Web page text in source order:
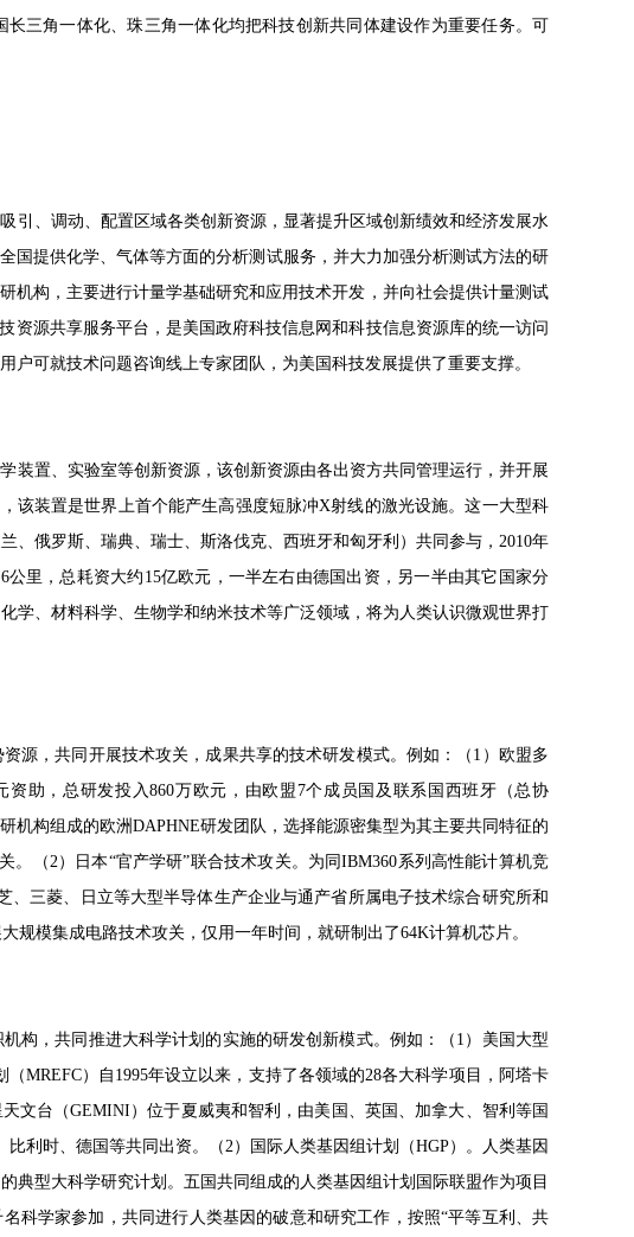
三角一体化、珠三角一体化均把科技创新共同体建设作为重要任务。可
引、调动、配置区域各类创新资源，显著提升区域创新绩效和经济发展水
国提供化学、气体等方面的分析测试服务，并大力加强分析测试方法的研
机构，主要进行计量学基础研究和应用技术开发，并向社会提供计量测试
资源共享服务平台，是美国政府科技信息网和科技信息资源库的统一访问
可就技术问题咨询线上专家团队，为美国科技发展提供了重要支撑。
装置、实验室等创新资源，该创新资源由各出资方共同管理运行，并开展
该装置是世界上首个能产生高强度短脉冲X射线的激光设施。这一大型科
、俄罗斯、瑞典、瑞士、斯洛伐克、西班牙和匈牙利）共同参与，2010年
里，总耗资大约15亿欧元，一半左右由德国出资，另一半由其它国家分
学、材料科学、生物学和纳米技术等广泛领域，将为人类认识微观世界打
源，共同开展技术攻关，成果共享的技术研发模式。例如：（1）欧盟多
助，总研发投入860万欧元，由欧盟7个成员国及联系国西班牙（总协
机构组成的欧洲DAPHNE研发团队，选择能源密集型为其主要共同特征的
（2）日本“官产学研”联合技术攻关。为同IBM360系列高性能计算机竞
三菱、日立等大型半导体生产企业与通产省所属电子技术综合研究所和
模集成电路技术攻关，仅用一年时间，就研制出了64K计算机芯片。
构，共同推进大科学计划的实施的研发创新模式。例如：（1）美国大型
MREFC）自1995年设立以来，支持了各领域的28各大科学项目，阿塔卡
文台（GEMINI）位于夏威夷和智利，由美国、英国、加拿大、智利等国
利时、德国等共同出资。（2）国际人类基因组计划（HGP）。人类基因
典型大科学研究计划。五国共同组成的人类基因组计划国际联盟作为项目
科学家参加，共同进行人类基因的破意和研究工作，按照“平等互利、共